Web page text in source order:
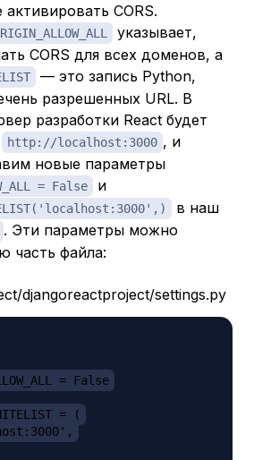
CORS.
указывает,
CORS для всех доменов, а
— это запись Python,
разрешенных URL. В
разработки React будет
http://localhost:3000 , и
новые параметры
= False и
в наш
. Эти параметры можно
часть файла:
djangoreactproject/settings.py
= False
= (